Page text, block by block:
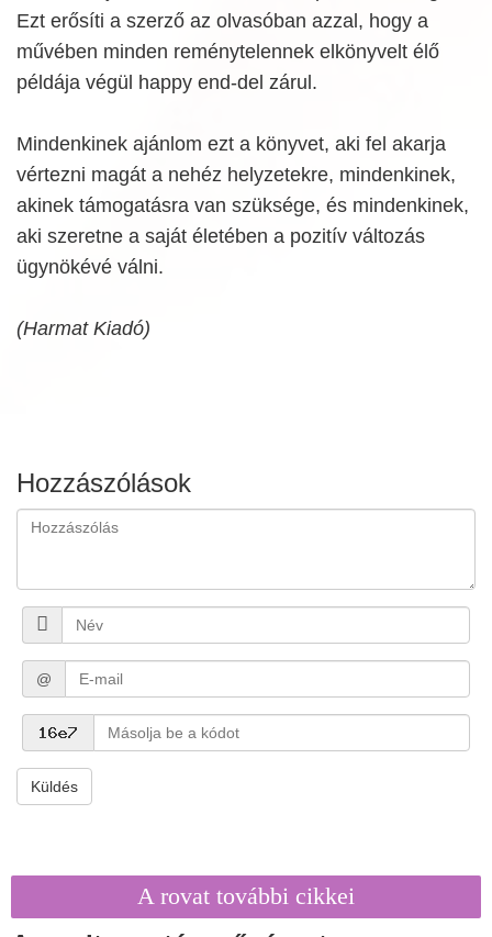
Ezt erősíti a szerző az olvasóban azzal, hogy a
művében minden reménytelennek elkönyvelt élő
példája végül happy end-del zárul.
Mindenkinek ajánlom ezt a könyvet, aki fel akarja
vértezni magát a nehéz helyzetekre, mindenkinek,
akinek támogatásra van szüksége, és mindenkinek,
aki szeretne a saját életében a pozitív változás
ügynökévé válni.
(Harmat Kiadó)
Hozzászólások
@
Küldés
A rovat további cikkei